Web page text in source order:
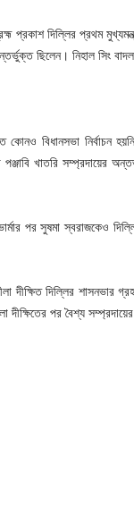
প্রকাশ দিল্লির প্রথম
ছিলেন। নিহাল সিং বাদল
কোনও বিধানসভা নির্বাচন
পঞ্জাবি খাতরি সম্প্রদায়ের
পর সুষমা স্বরাজকেও
দীক্ষিত দিল্লির শাসনভার
দীক্ষিতের পর বৈশ্য